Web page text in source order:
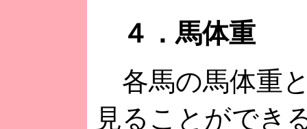
４．馬体重
各馬の馬体重
見ることができ